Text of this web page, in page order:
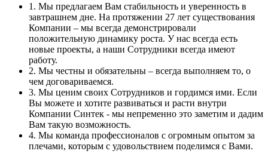
1. Мы предлагаем Вам стабильность и уверенность в
завтрашнем дне. На протяжении 27 лет существования
Компании – мы всегда демонстрировали
положительную динамику роста. У нас всегда есть
новые проекты, а наши Сотрудники всегда имеют
работу.
2. Мы честны и обязательны – всегда выполняем то, о
чем договариваемся.
3. Мы ценим своих Сотрудников и гордимся ими. Если
Вы можете и хотите развиваться и расти внутри
Компании Синтек - мы непременно это заметим и дадим
Вам такую возможность.
4. Мы команда профессионалов с огромным опытом за
плечами, которым с удовольствием поделимся с Вами.